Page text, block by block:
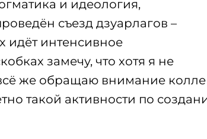
и идеология,
съезд дзуарлагов –
идёт интенсивное
замечу, что хотя я не
же обращаю внимание
такой активности по